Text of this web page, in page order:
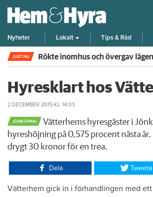
Nyheter Lokalt Tips & Råd
JUST NU Rökte inomhus och övergav
Hyresklart hos
2 DECEMBER 2015 KL 14:03
JÖNKÖPING
Vätterhems hyresgäster i
hyreshöjning på 0,575 procent nästa
drygt 30 kronor för en trea.
Dela Tweeta
Vätterhem gick in i förhandlingen med